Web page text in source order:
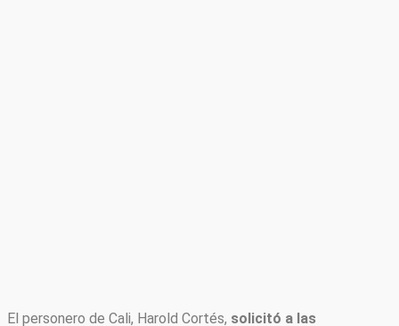
El personero de Cali, Harold Cortés, solicitó a las